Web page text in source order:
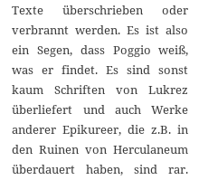
Texte überschrieben oder
verbrannt werden. Es ist also
ein Segen, dass Poggio weiß,
was er findet. Es sind sonst
kaum Schriften von Lukrez
überliefert und auch Werke
anderer Epikureer, die z.B. in
den Ruinen von Herculaneum
überdauert haben, sind rar.